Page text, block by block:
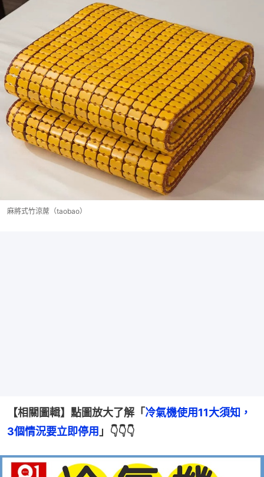
麻將式竹涼蓆（taobao）
【相關圖輯】點圖放大了解「冷氣機使用11大須知，
3個情況要立即停用 」👇👇👇